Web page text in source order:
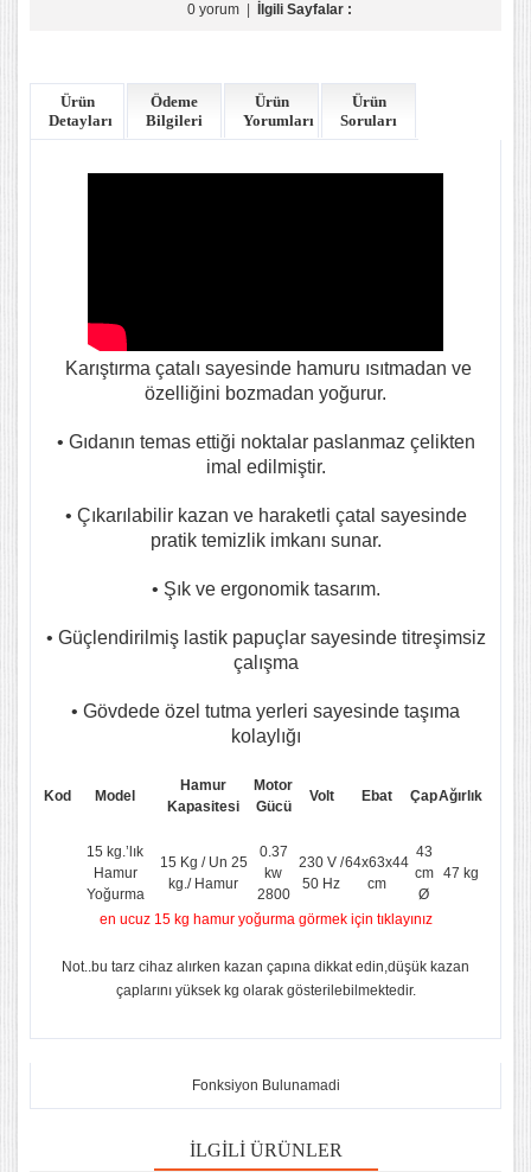
0 yorum| İlgili Sayfalar :
Ürün
Detayları
Ödeme
Bilgileri
Ürün
Yorumları
Ürün
Soruları
Karıştırma çatalı sayesinde hamuru ısıtmadan ve
özelliğini bozmadan yoğurur.
• Gıdanın temas ettiği noktalar paslanmaz çelikten
imal edilmiştir.
• Çıkarılabilir kazan ve haraketli çatal sayesinde
pratik temizlik imkanı sunar.
• Şık ve ergonomik tasarım.
• Güçlendirilmiş lastik papuçlar sayesinde titreşimsiz
çalışma
• Gövdede özel tutma yerleri sayesinde taşıma
kolaylığı
Kod Model
Hamur
Kapasitesi
Motor
Gücü
Volt Ebat ÇapAğırlık
15 kg.’lık
Hamur
Yoğurma
15 Kg / Un 25
kg./ Hamur
0.37
kw
2800
230 V /
50 Hz
64x63x44
cm
43
cm
Ø
47 kg
en ucuz 15 kg hamur yoğurma görmek için tıklayınız
Not..bu tarz cihaz alırken kazan çapına dikkat edin,düşük kazan
çaplarını yüksek kg olarak gösterilebilmektedir.
Fonksiyon Bulunamadi
İLGILI ÜRÜNLER